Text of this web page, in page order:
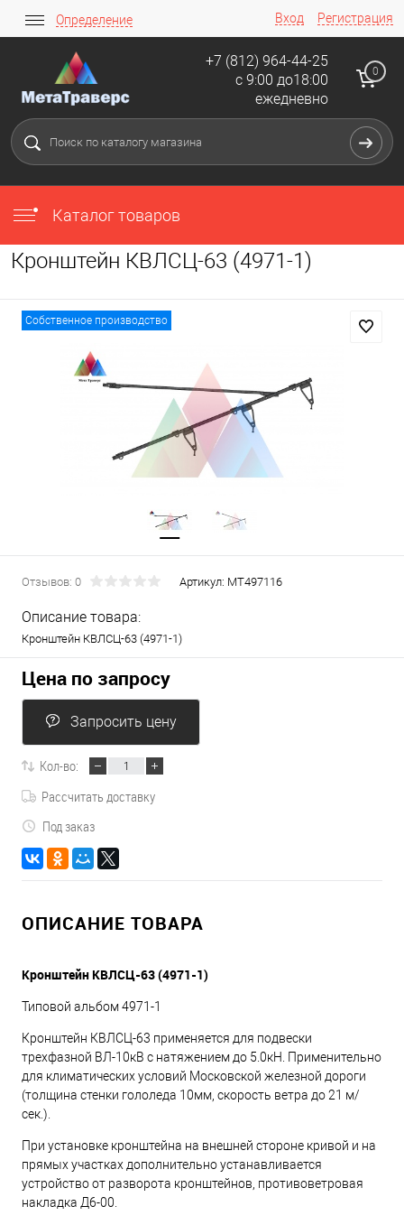
Вход Регистрация
Определение
+7 (812) 964-44-25
с 9:00 до18:00
ежедневно
0
Каталог товаров
Кронштейн КВЛСЦ-63 (4971-1)
Собственное производство
Отзывов: 0 Артикул: МТ497116
Описание товара:
Кронштейн КВЛСЦ-63 (4971-1)
Цена по запросу
Запросить цену
Кол-во:
Рассчитать доставку
Под заказ
ОПИСАНИЕ ТОВАРА
Кронштейн КВЛСЦ-63 (4971-1)
Типовой альбом 4971-1
Кронштейн КВЛСЦ-63 применяется для подвески
трехфазной ВЛ-10кВ с натяжением до 5.0кН. Применительно
для климатических условий Московской железной дороги
(толщина стенки гололеда 10мм, скорость ветра до 21 м/
сек.).
При установке кронштейна на внешней стороне кривой и на
прямых участках дополнительно устанавливается
устройство от разворота кронштейнов, противоветровая
накладка Д6-00.